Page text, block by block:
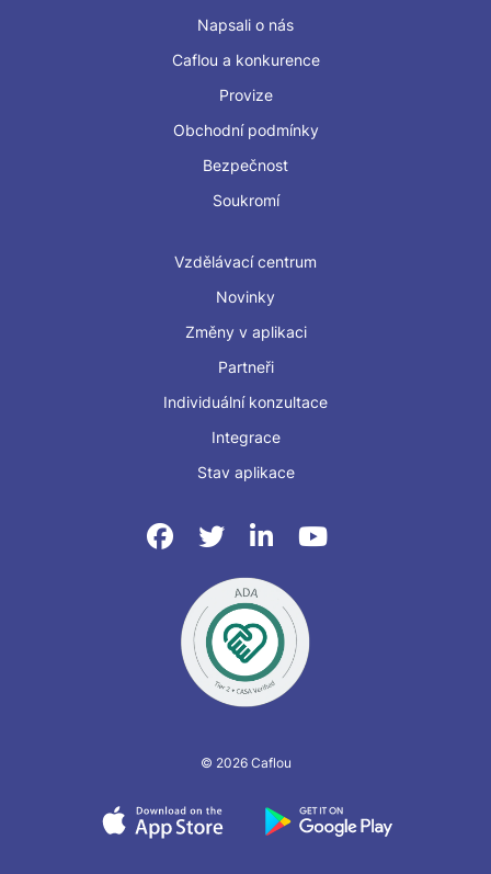
Napsali o nás
Caflou a konkurence
Provize
Obchodní podmínky
Bezpečnost
Soukromí
Vzdělávací centrum
Novinky
Změny v aplikaci
Partneři
Individuální konzultace
Integrace
Stav aplikace
© 2026 Caflou